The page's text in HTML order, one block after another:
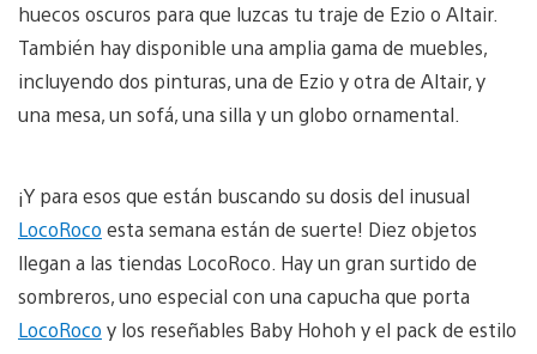
huecos oscuros para que luzcas tu traje de Ezio o Altair.
También hay disponible una amplia gama de muebles,
incluyendo dos pinturas, una de Ezio y otra de Altair, y
una mesa, un sofá, una silla y un globo ornamental.
¡Y para esos que están buscando su dosis del inusual
LocoRoco esta semana están de suerte! Diez objetos
llegan a las tiendas LocoRoco. Hay un gran surtido de
sombreros, uno especial con una capucha que porta
LocoRoco y los reseñables Baby Hohoh y el pack de estilo